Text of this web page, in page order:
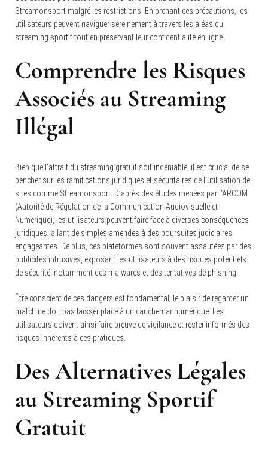
Streamonsport malgré les restrictions. En prenant ces précautions, les
utilisateurs peuvent naviguer sereinement à travers les aléas du
streaming sportif tout en préservant leur confidentialité en ligne.
Comprendre les Risques
Associés au Streaming
Illégal
Bien que l’attrait du streaming gratuit soit indéniable, il est crucial de se
pencher sur les ramifications juridiques et sécuritaires de l’utilisation de
sites comme Streamonsport. D’après des études menées par l’ARCOM
(Autorité de Régulation de la Communication Audiovisuelle et
Numérique), les utilisateurs peuvent faire face à diverses conséquences
juridiques, allant de simples amendes à des poursuites judiciaires
engageantes. De plus, ces plateformes sont souvent assautées par des
publicités intrusives, exposant les utilisateurs à des risques potentiels
de sécurité, notamment des malwares et des tentatives de phishing.
Être conscient de ces dangers est fondamental; le plaisir de regarder un
match ne doit pas laisser place à un cauchemar numérique. Les
utilisateurs doivent ainsi faire preuve de vigilance et rester informés des
risques inhérents à ces pratiques.
Des Alternatives Légales
au Streaming Sportif
Gratuit